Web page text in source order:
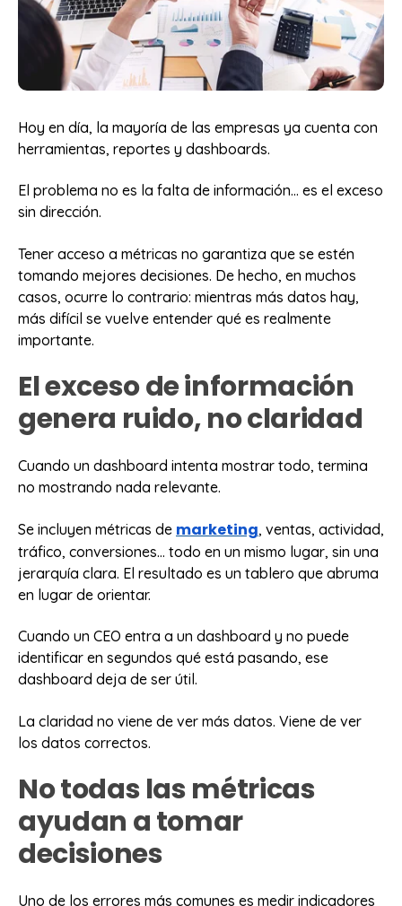
Hoy en día, la mayoría de las empresas ya cuenta con
herramientas, reportes y dashboards.
El problema no es la falta de información… es el exceso
sin dirección.
Tener acceso a métricas no garantiza que se estén
tomando mejores decisiones. De hecho, en muchos
casos, ocurre lo contrario: mientras más datos hay,
más difícil se vuelve entender qué es realmente
importante.
El exceso de información
genera ruido, no claridad
Cuando un dashboard intenta mostrar todo, termina
no mostrando nada relevante.
Se incluyen métricas de marketing, ventas, actividad,
tráfico, conversiones… todo en un mismo lugar, sin una
jerarquía clara. El resultado es un tablero que abruma
en lugar de orientar.
Cuando un CEO entra a un dashboard y no puede
identificar en segundos qué está pasando, ese
dashboard deja de ser útil.
La claridad no viene de ver más datos. Viene de ver
los datos correctos.
No todas las métricas
ayudan a tomar
decisiones
Uno de los errores más comunes es medir indicadores